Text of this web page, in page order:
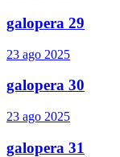
galopera 29
23 ago 2025
galopera 30
23 ago 2025
galopera 31